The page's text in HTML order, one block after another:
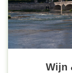
Wijn